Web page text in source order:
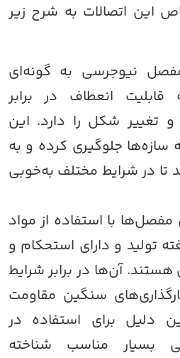
اتصالات به شرح زیر
نیوجرسی به گونه‌ای
انعطاف در برابر
تغییر شکل را دارد. این
جلوگیری کرده و به
تا در شرایط مختلف به‌خوبی
با استفاده از مواد
تولید و دارای استحکام و
هستند. آن‌ها در برابر شرایط
سنگین مقاومت
دلیل برای استفاده در
بسیار مناسب شناخته